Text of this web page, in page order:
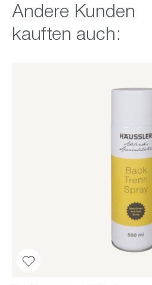
Produktgalerie überspringen
Andere Kunden
kauften auch: